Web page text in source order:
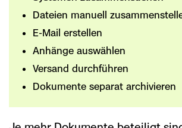
Dateien manuell
E-Mail erstellen
Anhänge auswählen
Versand durchführen
Dokumente separat archivieren